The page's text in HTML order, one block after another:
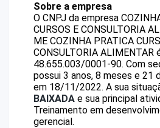
Sobre a empresa
O CNPJ da empresa
CURSOS E CONSULTORIA
ME COZINHA PRATICA
CONSULTORIA ALIMENTAR
48.655.003/0001-90. Com
possui 3 anos, 8 meses e 21
em 18/11/2022. A sua
BAIXADA e sua principal
Treinamento em
gerencial.